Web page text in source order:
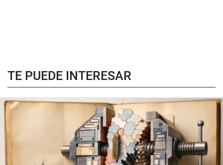
TE PUEDE INTERESAR